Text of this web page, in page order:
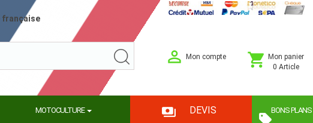
française
Mon compte
Mon panier
0 Article
MOTOCULTURE DEVIS BONS PLANS